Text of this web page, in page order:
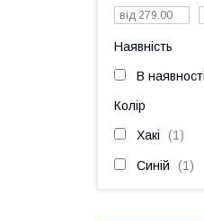
Наявність
В наявності
Колір
Хакі 1
Синій 1